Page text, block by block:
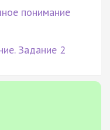
понимание
Задание 2